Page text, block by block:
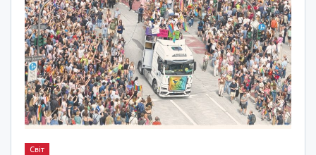
Світ